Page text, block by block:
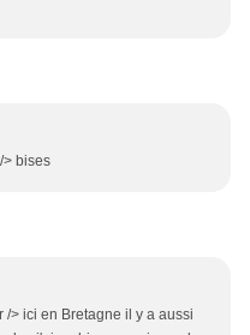
> bises
/> ici en Bretagne il y a aussi